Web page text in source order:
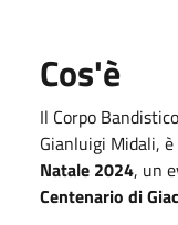
Cos'è
Il Corpo
Gianluigi Midali,
Natale 2024, un
Centenario di